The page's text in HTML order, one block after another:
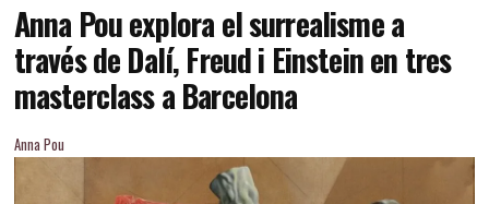
Anna Pou explora el surrealisme a
través de Dalí, Freud i Einstein en tres
masterclass a Barcelona
Anna Pou